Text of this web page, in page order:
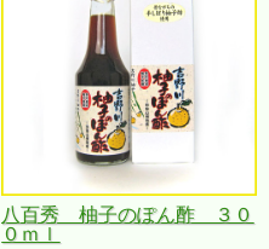
八百秀 柚子のぽん酢 ３０
０ｍｌ